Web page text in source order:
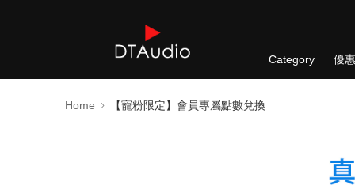
Category 優
Home 【寵粉限定】會員專屬點數兌換